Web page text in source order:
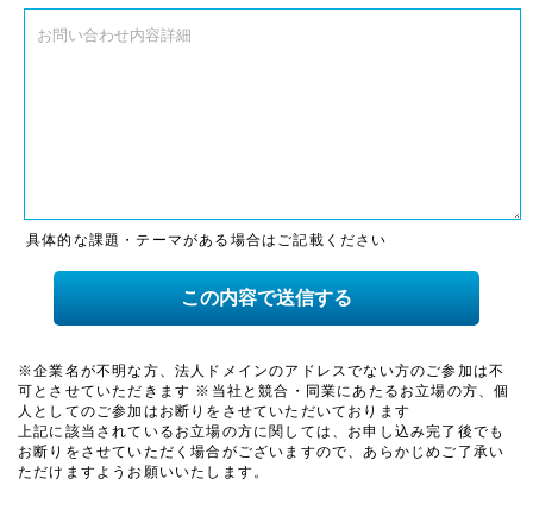
具体的な課題・テーマがある場合はご記載ください
※企業名が不明な方、法人ドメインのアドレスでない方のご参加は不
可とさせていただきます ※当社と競合・同業にあたるお立場の方、個
人としてのご参加はお断りをさせていただいております
上記に該当されているお立場の方に関しては、お申し込み完了後でも
お断りをさせていただく場合がございますので、あらかじめご了承い
ただけますようお願いいたします。